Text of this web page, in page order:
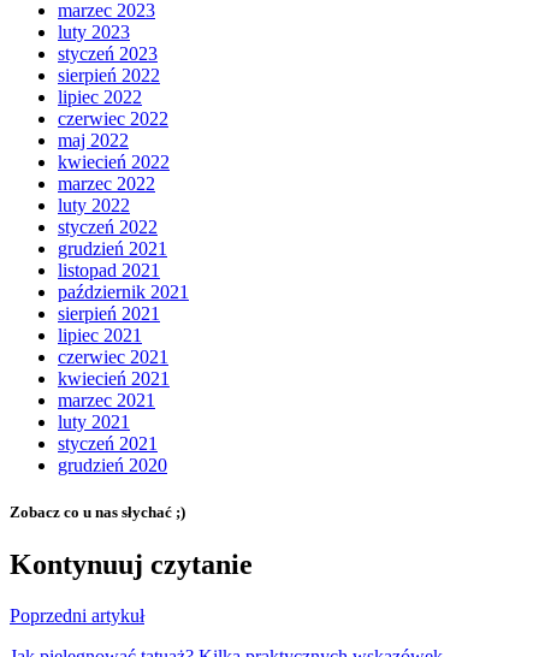
marzec 2023
luty 2023
styczeń 2023
sierpień 2022
lipiec 2022
czerwiec 2022
maj 2022
kwiecień 2022
marzec 2022
luty 2022
styczeń 2022
grudzień 2021
listopad 2021
październik 2021
sierpień 2021
lipiec 2021
czerwiec 2021
kwiecień 2021
marzec 2021
luty 2021
styczeń 2021
grudzień 2020
Zobacz co u nas słychać ;)
Kontynuuj czytanie
Poprzedni artykuł